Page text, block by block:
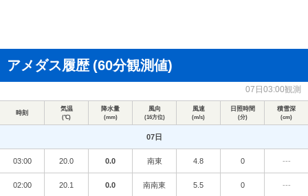
アメダス履歴 (60分観測値)
07日03:00観測
時刻
気温
(℃)
降水量
(mm)
風向
(16方位)
風速
(m/s)
日照時間
(分)
積雪深
(cm)
07日
03:00 20.0 0.0 南東 4.8 0 ---
02:00 20.1 0.0 南南東 5.5 0 ---